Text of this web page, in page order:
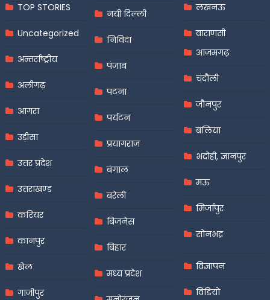
TOP STORIES
Uncategorized
अन्तर्राष्ट्रीय
अलीगढ़
आगरा
उड़ीसा
उत्तर प्रदेश
उत्तराखण्ड
करियर
कानपुर
खेल
गाजीपुर
नयी दिल्ली
निविदा
पंजाब
पटना
पर्यटन
प्रयागराज
बंगाल
बरेली
बिजनेस
बिहार
मध्य प्रदेश
लखनऊ
वाराणसी
आज़मगढ़
चंदौली
जौनपुर
बलिया
भदोही, ज्ञानपुर
मऊ
मिर्जापुर
सोनभद्र
विज्ञापन
विडियो